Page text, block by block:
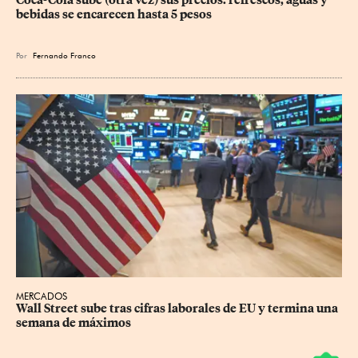
bebidas se encarecen hasta 5 pesos
Por Fernando Franco
MERCADOS
Wall Street sube tras cifras laborales de EU y termina una
semana de máximos